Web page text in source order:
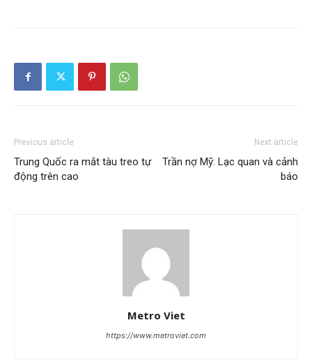
Previous article
Trung Quốc ra mắt tàu treo tự
động trên cao
Next article
Trần nợ Mỹ: Lạc quan và cảnh
báo
Metro Viet
https://www.metroviet.com